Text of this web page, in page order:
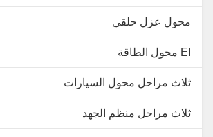
محول عزل حلقي
محول الطاقة EI
ثلاث مراحل محول السيارات
ثلاث مراحل منظم الجهد